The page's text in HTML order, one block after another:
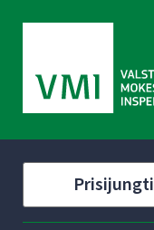
Prisijungti